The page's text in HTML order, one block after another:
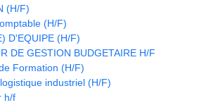
(H/F)
(H/F)
D'EQUIPE (H/F)
DE GESTION BUDGETAIRE H/F
Formation (H/F)
industriel (H/F)
h/f